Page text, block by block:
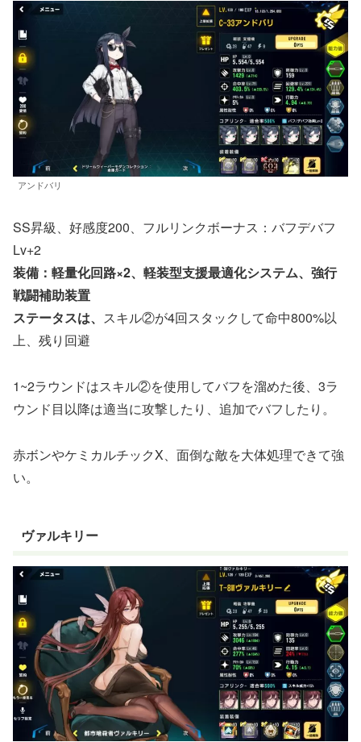
アンドバリ
SS昇級、好感度200、フルリンクボーナス：バフデバフ
Lv+2
装備：軽量化回路×2、軽装型支援最適化システム、強行
戦闘補助装置
ステータスは、 スキル②が4回スタックして命中800%以
上、残り回避
1~2ラウンドはスキル②を使用してバフを溜めた後、3ラ
ウンド目以降は適当に攻撃したり、追加でバフしたり。
赤ボンやケミカルチックX、面倒な敵を大体処理できて強
い。
ヴァルキリー